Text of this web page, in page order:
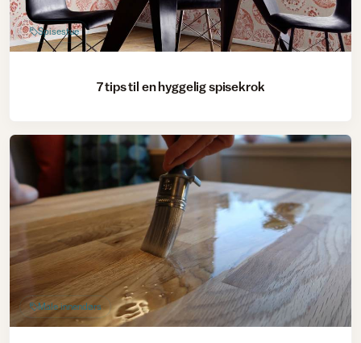
Spisestue
7 tips til en hyggelig spisekrok
Male innendørs